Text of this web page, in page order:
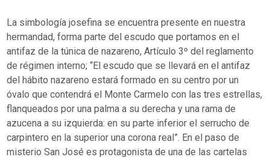
La simbología josefina se encuentra presente en nuestra
hermandad, forma parte del escudo que portamos en el
antifaz de la túnica de nazareno, Artículo 3º del reglamento
de régimen interno; “El escudo que se llevará en el antifaz
del hábito nazareno estará formado en su centro por un
óvalo que contendrá el Monte Carmelo con las tres estrellas,
flanqueados por una palma a su derecha y una rama de
azucena a su izquierda: en su parte inferior el serrucho de
carpintero en la superior una corona real”. En el paso de
misterio San José es protagonista de una de las cartelas